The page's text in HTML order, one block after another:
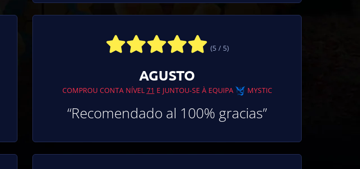
(5 / 5)
AGUSTO
COMPROU CONTA NÍVEL 71 E JUNTOU-SE À EQUIPA MYSTIC
“Recomendado al 100% gracias”